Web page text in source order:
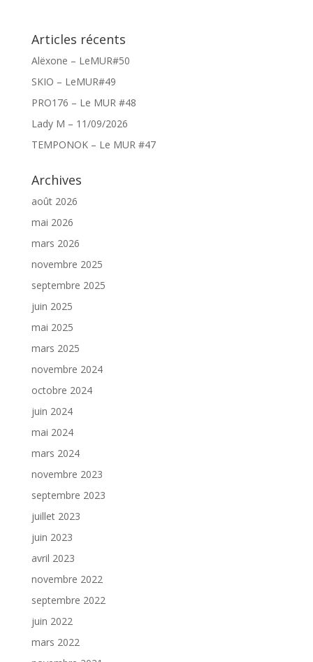
Articles récents
Alëxone – LeMUR#50
SKIO – LeMUR#49
PRO176 – Le MUR #48
Lady M – 11/09/2026
TEMPONOK – Le MUR #47
Archives
août 2026
mai 2026
mars 2026
novembre 2025
septembre 2025
juin 2025
mai 2025
mars 2025
novembre 2024
octobre 2024
juin 2024
mai 2024
mars 2024
novembre 2023
septembre 2023
juillet 2023
juin 2023
avril 2023
novembre 2022
septembre 2022
juin 2022
mars 2022